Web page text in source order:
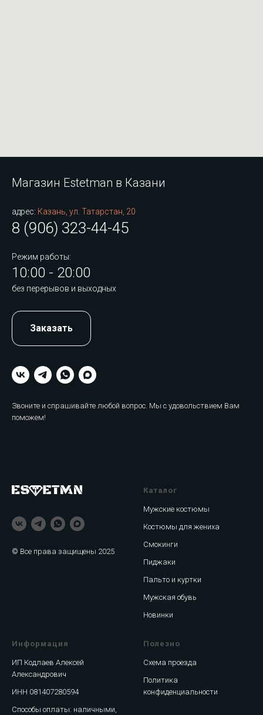
Магазин Estetman в Казани
адрес: Казань, ул. Татарстан, 20
8 (906) 323-44-45
Режим работы:
10:00 - 20:00
без перерывов и выходных
Заказать
Звоните и спрашивайте любой вопрос. Мы с удовольствием Вам
поможем!
© Все права защищены 2025
Каталог
Мужские костюмы
Костюмы для жениха
Смокинги
Пиджаки
Пальто и куртки
Мужская обувь
Новинки
Информация
ИП Кодлаев Алексей
Александрович
ИНН 081407280594
Способы оплаты: наличными,
Полезно
Схема проезда
Политика
конфиденциальности